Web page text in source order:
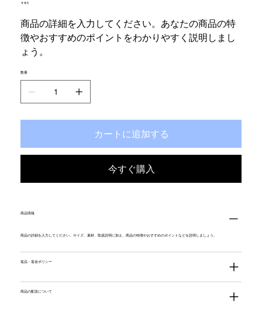
価
￥85
商品の詳細を入力してください。あなたの商品の特
徴やおすすめのポイントをわかりやすく説明しまし
ょう。
数量
カートに追加する
今すぐ購入
商品情報
商品の詳細を入力してください。サイズ、素材、取扱説明に加え、商品の特徴やおすすめのポイントなどを説明しましょう。
返品・返金ポリシー
商品の配送について